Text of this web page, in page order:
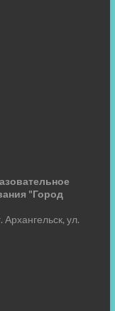
"Город
Архангельск, ул.